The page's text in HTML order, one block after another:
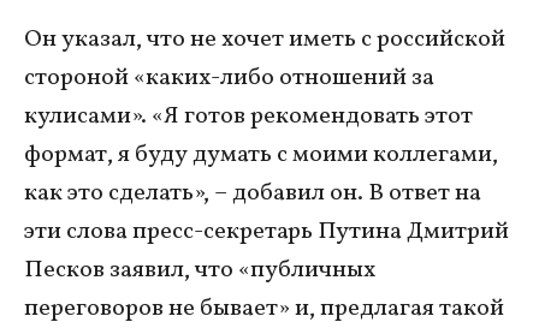
Он указал, что не хочет иметь с российской
стороной «каких-либо отношений за
кулисами». «Я готов рекомендовать этот
формат, я буду думать с моими коллегами,
как это сделать», – добавил он. В ответ на
эти слова пресс-секретарь Путина Дмитрий
Песков заявил, что «публичных
переговоров не бывает» и, предлагая такой